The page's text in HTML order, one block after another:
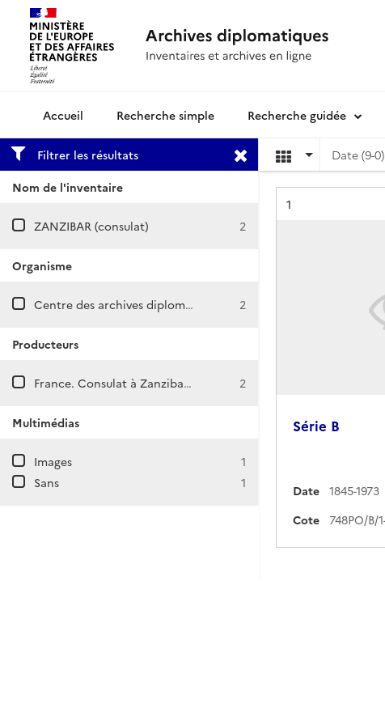
Archives diplomatiquesRecherche simple Recherche guidée
Filtrer les résultats
Nom de l'inventaire
ZANZIBAR (consulat) 2
Organisme
Centre des archives diplomatiques de Nantes 2
Producteurs
France. Consulat à Zanzibar (Tanzanie) 2
Multimédias
Images
1
Sans
1
Date (9-0)
Résultat n°
1
Série B
Date 1845-1973
Cote